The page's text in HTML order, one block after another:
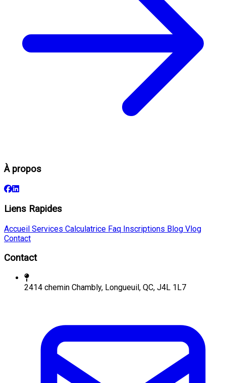
À propos
Liens Rapides
Accueil Services Calculatrice Faq Inscriptions Blog Vlog
Contact
Contact
2414 chemin Chambly, Longueuil, QC, J4L 1L7